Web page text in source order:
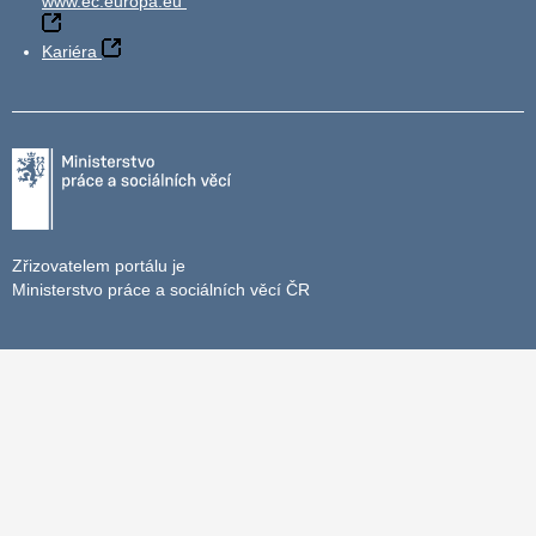
Kariéra
Zřizovatelem portálu je
Ministerstvo práce a sociálních věcí ČR